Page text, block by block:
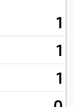
1
1
1